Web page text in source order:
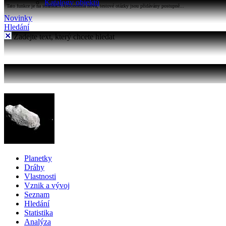
Katalogy objektů
Tato funkce je na stránkách Astronomia nová, testové otázky jsou přidávány postupně...
Novinky
Hledání
Zadejte text, který chcete hledat
Planetky
Dráhy
Vlastnosti
Vznik a vývoj
Seznam
Hledání
Statistika
Analýza